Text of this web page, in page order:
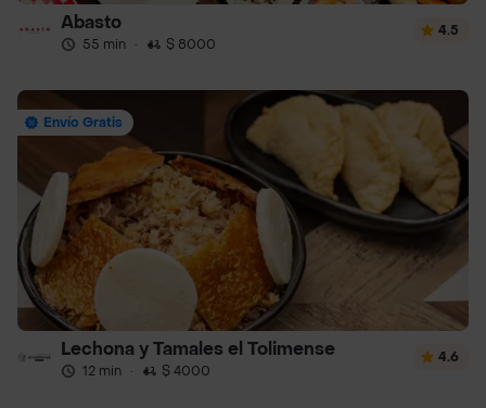
Abasto
55 min · $ 8000
4.5
Envío Gratis
Lechona y Tamales el Tolimense
12 min · $ 4000
4.6